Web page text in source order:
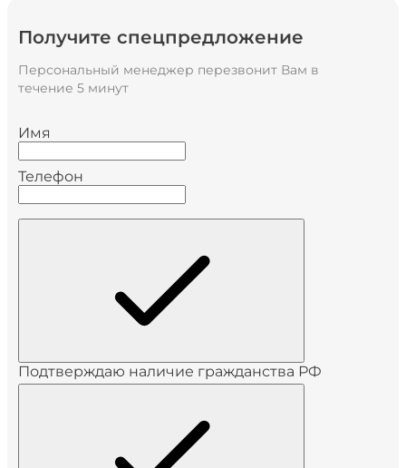
Получите спецпредложение
Персональный менеджер перезвонит Вам в
течение 5 минут
Имя
Телефон
Подтверждаю наличие гражданства РФ